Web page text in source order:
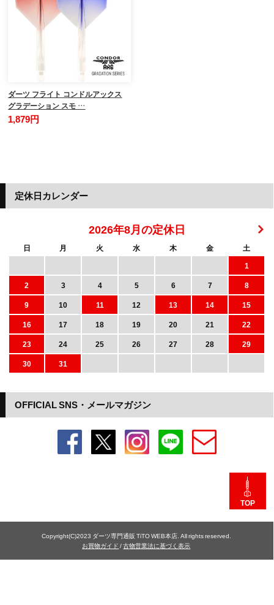
ダーツ フライト コンドルアックス
グラデーション スモ …
1,879円
OFFICIAL SNS・メールマガジン
定休日カレンダー
2026年8月の定休日
日 月 火 水 木 金
土
1
2
3 4 5 6 7
8
9
10 11 12 13 14
15
16
17 18 19 20 21
22
23
24 25 26 27 28
29
30
31
TOP
Copyright(C)2023 ダーツ専門通販 TiTO WEB本店. All rights reserved.
お買物ガイド /古物営業法に基づく表示